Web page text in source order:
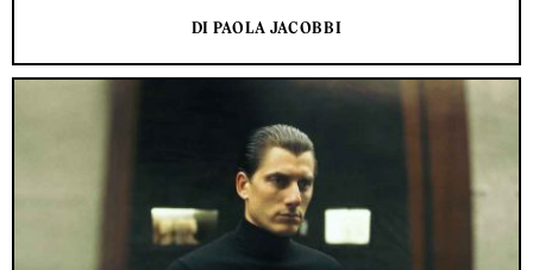
DI PAOLA JACOBBI